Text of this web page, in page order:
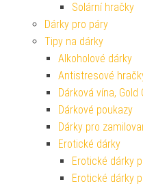
Solární hračky
Dárky pro páry
Tipy na dárky
Alkoholové dárky
Antistresové
Dárková vína,
Dárkové poukazy
Dárky pro
Erotické dárky
Erotické dárky
Erotické dárky